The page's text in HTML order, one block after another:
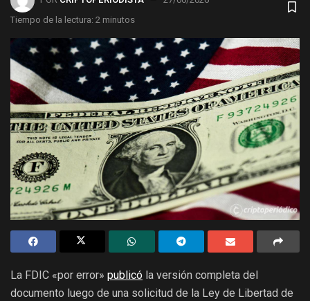
Tiempo de la lectura: 2 minutos
La FDIC «por error» publicó la versión completa del
documento luego de una solicitud de la Ley de Libertad de